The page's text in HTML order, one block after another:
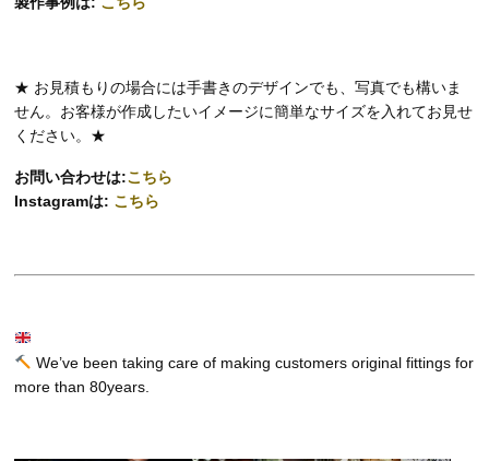
★ お見積もりの場合には手書きのデザインでも、写真でも構いま
せん。お客様が作成したいイメージに簡単なサイズを入れてお見せ
ください。★
お問い合わせは:こちら
Instagramは: こちら
We’ve been taking care of making customers original fittings for
more than 80years.